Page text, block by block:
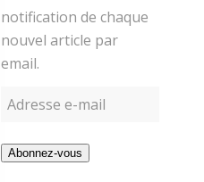
notification de chaque
nouvel article par
email.
Abonnez-vous